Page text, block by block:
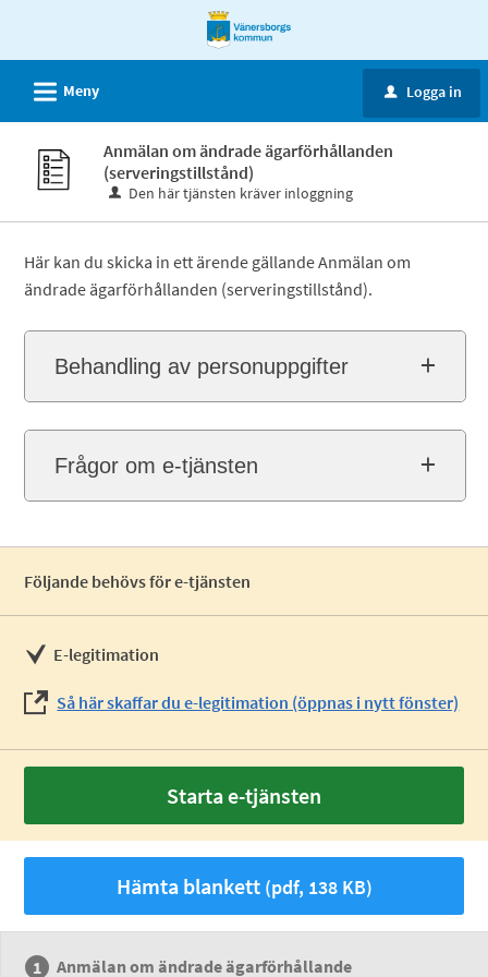
tjänster
Vänersborgs
kommun
L Meny u Logga in
Anmälan om ändrade ägarförhållanden
(serveringstillstånd)
Den här tjänsten kräver inloggning
Här kan du skicka in ett ärende gällande Anmälan om
ändrade ägarförhållanden (serveringstillstånd).
Behandling av personuppgifter
Frågor om e-tjänsten
Följande behövs för e-tjänsten
E-legitimation
Så här skaffar du e-legitimation (öppnas i nytt fönster)
Starta e-tjänsten
Hämta blankett(pdf, 138 KB)
Anmälan om ändrade ägarförhållande